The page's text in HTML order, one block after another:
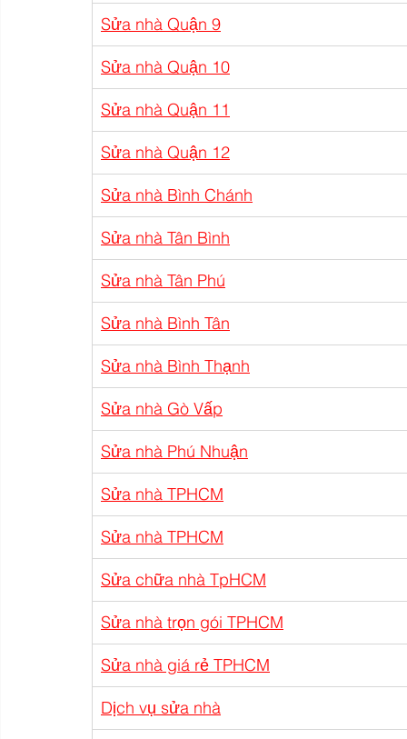
Sửa nhà Quận 9
Sửa nhà Quận 10
Sửa nhà Quận 11
Sửa nhà Quận 12
Sửa nhà Bình Chánh
Sửa nhà Tân Bình
Sửa nhà Tân Phú
Sửa nhà Bình Tân
Sửa nhà Bình Thạnh
Sửa nhà Gò Vấp
Sửa nhà Phú Nhuận
Sửa nhà TPHCM
Sửa nhà TPHCM
Sửa chữa nhà TpHCM
Sửa nhà trọn gói TPHCM
Sửa nhà giá rẻ TPHCM
Dịch vụ sửa nhà